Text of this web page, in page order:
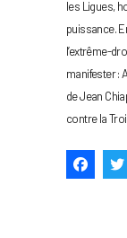
les Ligues,
puissance.
l’extrême-
manifester :
de Jean
contre la